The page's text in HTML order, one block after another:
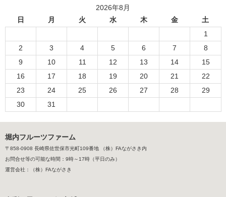
2026年8月
日
月 火 水 木 金
土
1
2
3 4 5 6 7
8
9
10 11 12 13 14
15
16
17 18 19 20 21
22
23
24 25 26 27 28
29
30
31
堀内フルーツファーム
〒858-0908 長崎県佐世保市光町109番地 （株）FAながさき内
お問合せ等の可能な時間：9時～17時（平日のみ）
運営会社：（株）FAながさき